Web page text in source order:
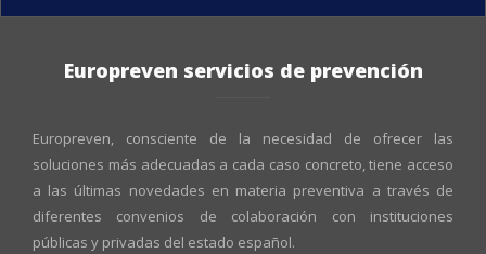
Europreven servicios de prevención
Europreven, consciente de la necesidad de ofrecer las
soluciones más adecuadas a cada caso concreto, tiene acceso
a las últimas novedades en materia preventiva a través de
diferentes convenios de colaboración con instituciones
públicas y privadas del estado español.